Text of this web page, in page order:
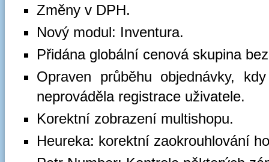
Změny v DPH.
Nový modul: Inventura.
Přidána globální cenová skupina
Opraven průběhu objednávky,
neprováděla registrace uživatele.
Korektní zobrazení multishopu.
Heureka: korektní zaokrouhlování